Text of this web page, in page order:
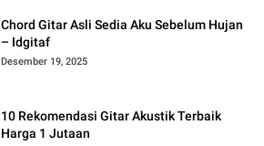
Chord Gitar Asli Sedia Aku Sebelum Hujan
– Idgitaf
Desember 19, 2025
10 Rekomendasi Gitar Akustik Terbaik
Harga 1 Jutaan